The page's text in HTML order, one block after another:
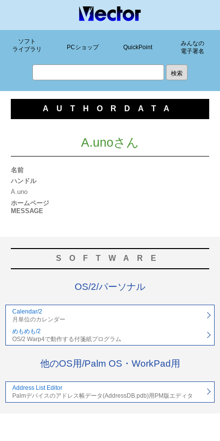
ソフト
ライブラリ
PCショップ QuickPoint
みんなの
電子署名
AUTHORDATA
A.unoさん
名前
ハンドル
A.uno
ホームページ
MESSAGE
SOFTWARE
OS/2/パーソナル
Calendar/2
月単位のカレンダー
めもめも/2
OS/2 Warp4で動作する付箋紙プログラム
他のOS用/Palm OS・WorkPad用
Address List Editor
Palmデバイスのアドレス帳データ(AddressDB.pdb)用PM版エディタ